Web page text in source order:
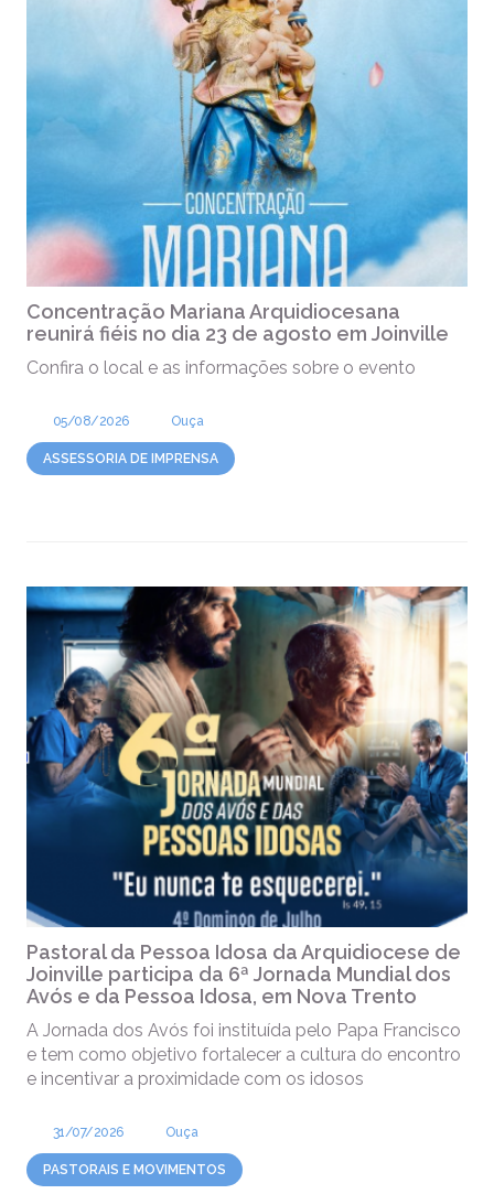
Concentração Mariana Arquidiocesana
reunirá fiéis no dia 23 de agosto em Joinville
Confira o local e as informações sobre o evento
05/08/2026 Ouça
ASSESSORIA DE IMPRENSA
Pastoral da Pessoa Idosa da Arquidiocese de
Joinville participa da 6ª Jornada Mundial dos
Avós e da Pessoa Idosa, em Nova Trento
A Jornada dos Avós foi instituída pelo Papa Francisco
e tem como objetivo fortalecer a cultura do encontro
e incentivar a proximidade com os idosos
31/07/2026 Ouça
PASTORAIS E MOVIMENTOS